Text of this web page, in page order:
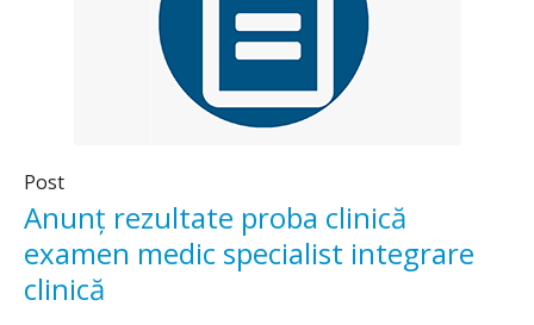
Post
Anunț rezultate proba clinică
examen medic specialist integrare
clinică